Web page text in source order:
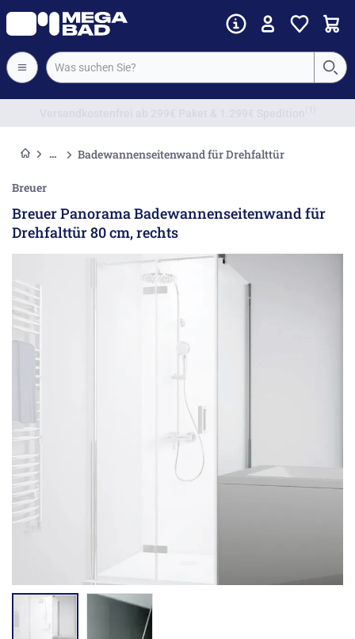
Badewannenseitenwand für Drehfalttür
Breuer
Breuer Panorama Badewannenseitenwand für
Drehfalttür 80 cm, rechts